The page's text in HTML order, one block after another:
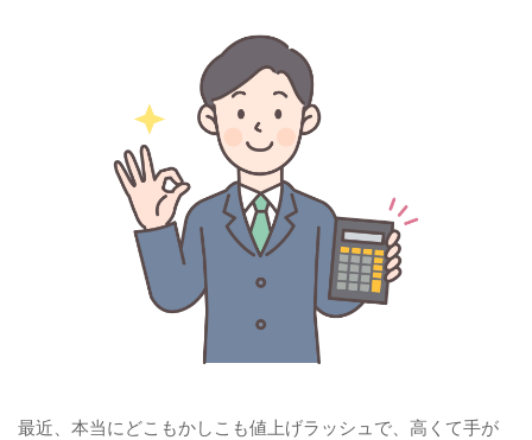
最近、本当にどこもかしこも値上げラッシュで、高くて手が